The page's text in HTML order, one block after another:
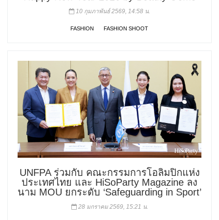
10 กุมภาพันธ์ 2569, 14:58 น.
FASHION FASHION SHOOT
UNFPA ร่วมกับ คณะกรรมการโอลิมปิกแห่ง
ประเทศไทย และ HiSoParty Magazine ลง
นาม MOU ยกระดับ ‘Safeguarding in Sport’
28 มกราคม 2569, 15:21 น.